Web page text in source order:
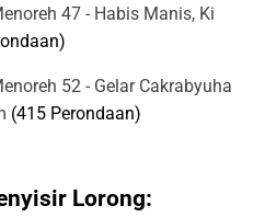
47 - Habis Manis, Ki
52 - Gelar Cakrabyuha
(415 Perondaan)
Lorong: